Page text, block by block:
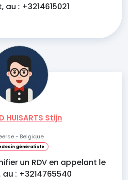
au : +3214615021
HUISARTS Stijn
- Belgique
généraliste
un RDV en appelant le
: +3214765540